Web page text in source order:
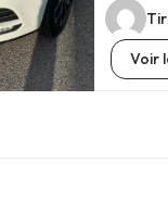
Voir